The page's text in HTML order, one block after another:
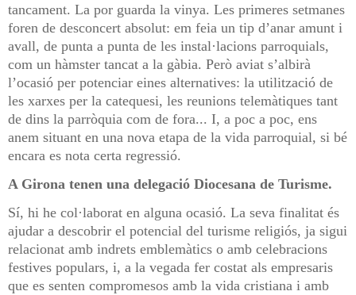
tancament. La por guarda la vinya. Les primeres setmanes
foren de desconcert absolut: em feia un tip d’anar amunt i
avall, de punta a punta de les instal·lacions parroquials,
com un hàmster tancat a la gàbia. Però aviat s’albirà
l’ocasió per potenciar eines alternatives: la utilització de
les xarxes per la catequesi, les reunions telemàtiques tant
de dins la parròquia com de fora... I, a poc a poc, ens
anem situant en una nova etapa de la vida parroquial, si bé
encara es nota certa regressió.
A Girona tenen una delegació Diocesana de Turisme.
Sí, hi he col·laborat en alguna ocasió. La seva finalitat és
ajudar a descobrir el potencial del turisme religiós, ja sigui
relacionat amb indrets emblemàtics o amb celebracions
festives populars, i, a la vegada fer costat als empresaris
que es senten compromesos amb la vida cristiana i amb